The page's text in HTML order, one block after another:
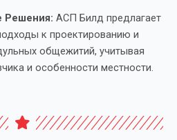
Решения: АСП Билд предлагает
к проектированию и
общежитий, учитывая
и особенности местности.